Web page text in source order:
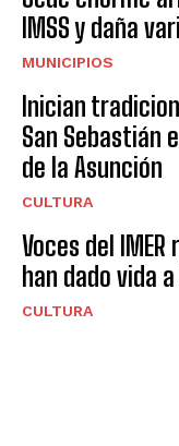
IMSS y daña
MUNICIPIOS
Inician
San Sebastián
de la Asunción
CULTURA
Voces del
han dado vida
CULTURA